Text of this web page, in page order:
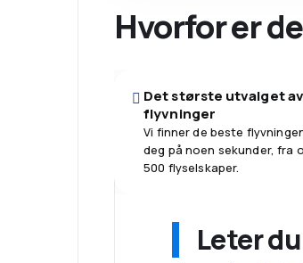
Hvorfor er
Det største utvalget av
flyvninger
Vi finner de beste
deg på noen sekunder, fra
500 flyselskaper.
Leter